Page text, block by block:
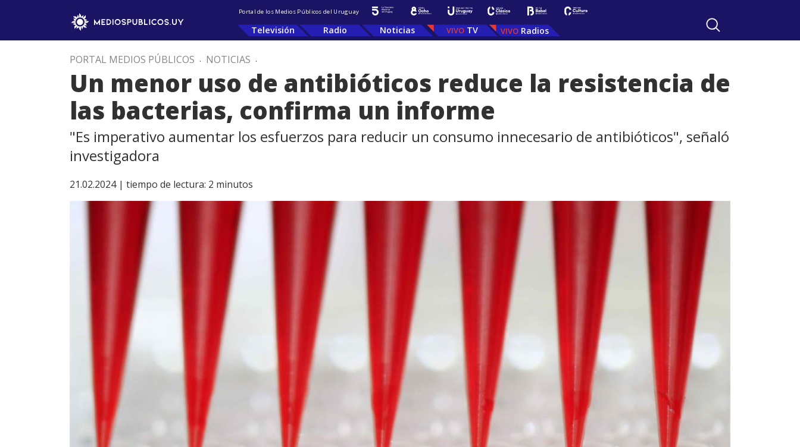
Portal de los Medios Públicos del Uruguay
Televisión Radio Noticias TV Radios
PORTAL MEDIOS PÚBLICOS . NOTICIAS .
Un menor uso de antibióticos reduce la resistencia de
las bacterias, confirma un informe
"Es imperativo aumentar los esfuerzos para reducir un consumo innecesario de antibióticos", señaló
investigadora
21.02.2024 | tiempo de lectura: 2 minutos